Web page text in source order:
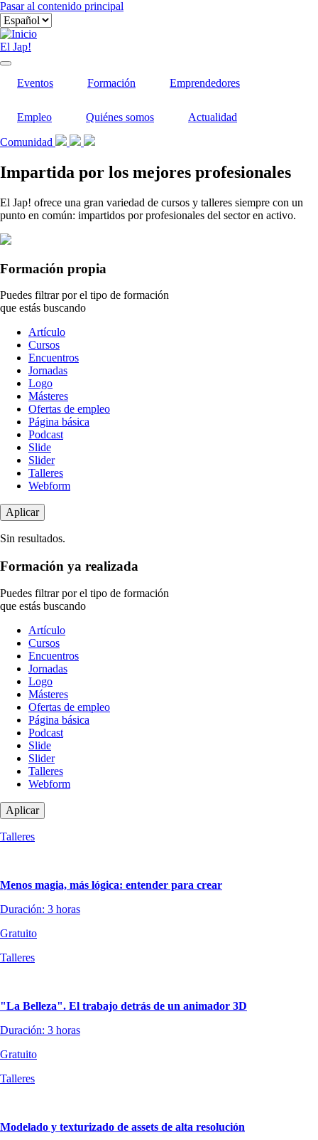
Pasar al contenido principal
El Jap!
Eventos Formación Emprendedores
Empleo Quiénes somos Actualidad
Comunidad
Impartida por los mejores profesionales
El Jap! ofrece una gran variedad de cursos y talleres siempre con un
punto en común: impartidos por profesionales del sector en activo.
Formación propia
Puedes filtrar por el tipo de formación
que estás buscando
Tipo
contenido
Artículo
Cursos
Encuentros
Jornadas
Logo
Másteres
Ofertas de empleo
Página básica
Podcast
Slide
Slider
Talleres
Webform
Sin resultados.
Formación ya realizada
Puedes filtrar por el tipo de formación
que estás buscando
Tipo
contenido
Artículo
Cursos
Encuentros
Jornadas
Logo
Másteres
Ofertas de empleo
Página básica
Podcast
Slide
Slider
Talleres
Webform
Talleres
Menos magia, más lógica: entender para crear
Duración: 3 horas
Gratuito
Talleres
"La Belleza". El trabajo detrás de un animador 3D
Duración: 3 horas
Gratuito
Talleres
Modelado y texturizado de assets de alta resolución